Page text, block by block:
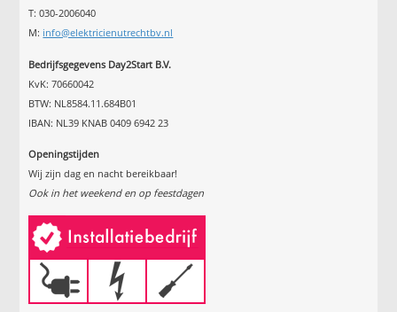
T: 030-2006040
M: info@elektricienutrechtbv.nl
Bedrijfsgegevens Day2Start B.V.
KvK: 70660042
BTW: NL8584.11.684B01
IBAN: NL39 KNAB 0409 6942 23
Openingstijden
Wij zijn dag en nacht bereikbaar!
Ook in het weekend en op feestdagen